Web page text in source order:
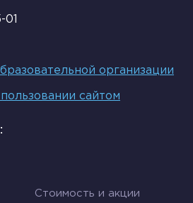
организации
сайтом
Стоимость и акции